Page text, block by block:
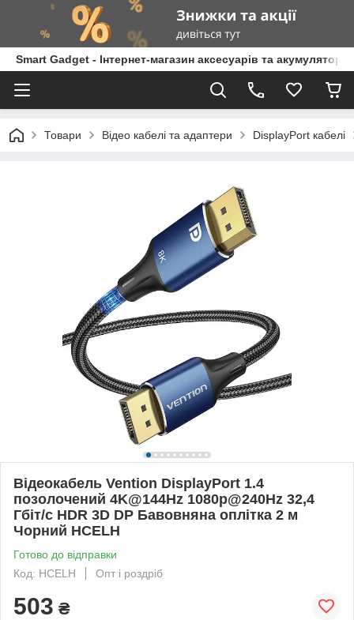
Smart Gadget - Інтернет-магазин аксесуарів та акумуляторів
Товари Відео кабелі та адаптери DisplayPort кабелі
Відеокабель Vention DisplayPort 1.4
позолочений 4K@144Hz 1080p@240Hz 32,4
Гбіт/с HDR 3D DP Бавовняна оплітка 2 м
Чорний HCELH
Готово до відправки
Код: HCELH
Опт і роздріб
503 ₴